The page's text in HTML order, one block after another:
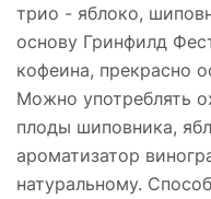
трио - яблоко,
основу Гринфилд
кофеина, прекрасно
Можно употреблять
плоды шиповника,
ароматизатор
натуральному.